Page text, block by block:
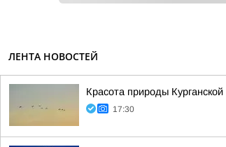
ЛЕНТА НОВОСТЕЙ
Красота природы Курганской
17:30